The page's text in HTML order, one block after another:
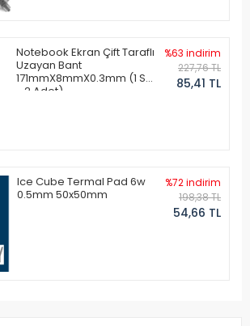
Notebook Ekran Çift Taraflı
Uzayan Bant
171mmX8mmX0.3mm (1 Set
- 2 Adet)
%63 indirim
227,76 TL
85,41 TL
Ice Cube Termal Pad 6w
0.5mm 50x50mm
%72 indirim
198,38 TL
54,66 TL